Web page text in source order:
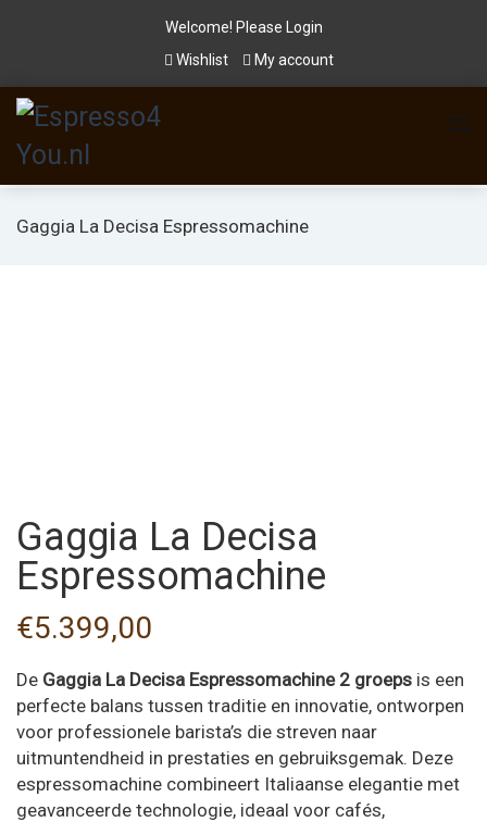
Welcome! Please
Login
Wishlist
My account
Gaggia La Decisa Espressomachine
Gaggia La Decisa
Espressomachine
€5.399,00
De Gaggia La Decisa Espressomachine 2 groeps is een
perfecte balans tussen traditie en innovatie, ontworpen
voor professionele barista’s die streven naar
uitmuntendheid in prestaties en gebruiksgemak. Deze
espressomachine combineert Italiaanse elegantie met
geavanceerde technologie, ideaal voor cafés,